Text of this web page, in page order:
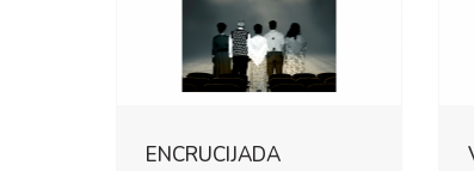
ENCRUCIJADA